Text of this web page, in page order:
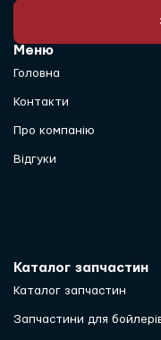
Меню
Головна
Контакти
Про компанію
Відгуки
Каталог запчастин
Каталог запчастин
Запчастини для